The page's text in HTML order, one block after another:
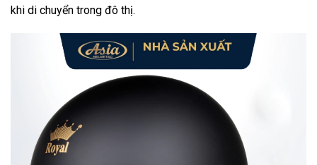
khi di chuyển trong đô thị.